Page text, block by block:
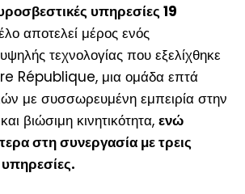
υπηρεσίες 19
αποτελεί μέρος ενός
τεχνολογίας που εξελίχθηκε
République, μια ομάδα επτά
με συσσωρευμένη εμπειρία στην
βιώσιμη κινητικότητα, ενώ
στη συνεργασία με τρεις